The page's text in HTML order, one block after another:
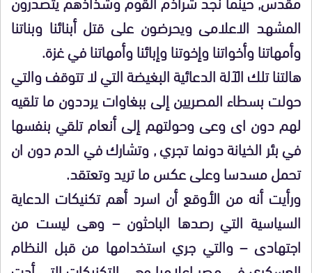
المشهد الاعلامى ويحرضون على قتل أبنائنا وبناتنا
وأمهاتنا وأخواتنا وإخوتنا وإبائنا وأمهاتنا في غزة.
هالتنا تلك الآلة الدعائية البغيضة التي لا تتوقف والتي
حولت بسطاء المصريين إلى ببغاوات يرددون ما تلقيه
لهم دون اى وعى وحولتهم إلى أنعام تلقي بنفسها
في بئر الخيانة دونما تجري , وتشارك في الدم دون ان
تحمل مسدسا وعلى عكس ما تريد وتعتقد.
ورأيت أنه من الأوقع أن اسرد أهم تكنيكات الدعاية
السياسية التي رصدها الباحثون – وهى ليست من
اجتهادى – والتي جري استخدامها من قبل النظام